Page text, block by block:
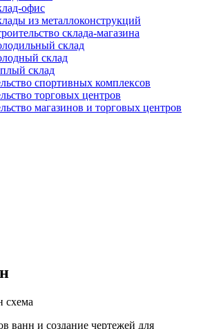
офис
из металлоконструкций
склада-магазина
склад
склад
склад
спортивных комплексов
торговых центров
магазинов и торговых центров
ванн и создание чертежей для